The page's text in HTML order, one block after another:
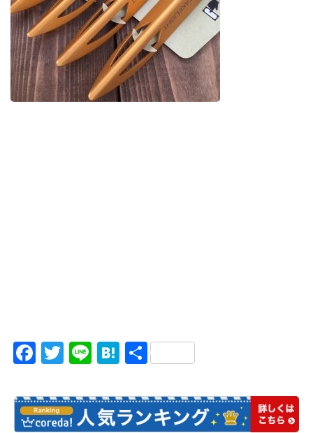
Facebook
Twitter
LineHatena
共